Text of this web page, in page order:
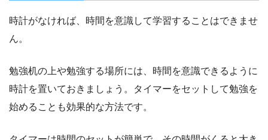
時計がなければ、時間を意識して学習することはできませ
ん。
勉強机の上や勉強する場所には、時間を意識できるように
時計を置いておきましょう。タイマーをセットして勉強を
始めることも効果的な方法です。